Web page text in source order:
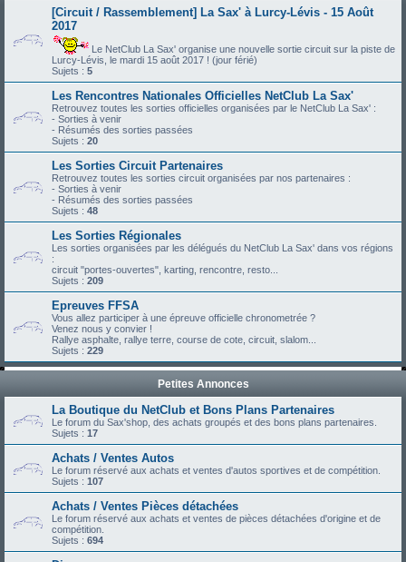
[Circuit / Rassemblement] La Sax' à Lurcy-Lévis - 15 Août
2017
Le NetClub La Sax' organise une nouvelle sortie circuit sur la piste de
Lurcy-Lévis, le mardi 15 août 2017 ! (jour férié)
Sujets : 5
Les Rencontres Nationales Officielles NetClub La Sax'
Retrouvez toutes les sorties officielles organisées par le NetClub La Sax' :
- Sorties à venir
- Résumés des sorties passées
Sujets : 20
Les Sorties Circuit Partenaires
Retrouvez toutes les sorties circuit organisées par nos partenaires :
- Sorties à venir
- Résumés des sorties passées
Sujets : 48
Les Sorties Régionales
Les sorties organisées par les délégués du NetClub La Sax' dans vos régions
:
circuit "portes-ouvertes", karting, rencontre, resto...
Sujets : 209
Epreuves FFSA
Vous allez participer à une épreuve officielle chronometrée ?
Venez nous y convier !
Rallye asphalte, rallye terre, course de cote, circuit, slalom...
Sujets : 229
Petites Annonces
La Boutique du NetClub et Bons Plans Partenaires
Le forum du Sax'shop, des achats groupés et des bons plans partenaires.
Sujets : 17
Achats / Ventes Autos
Le forum réservé aux achats et ventes d'autos sportives et de compétition.
Sujets : 107
Achats / Ventes Pièces détachées
Le forum réservé aux achats et ventes de pièces détachées d'origine et de
compétition.
Sujets : 694